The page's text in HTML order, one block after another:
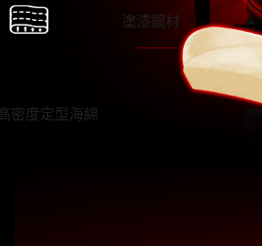
塗漆鋼材
密度定型海綿